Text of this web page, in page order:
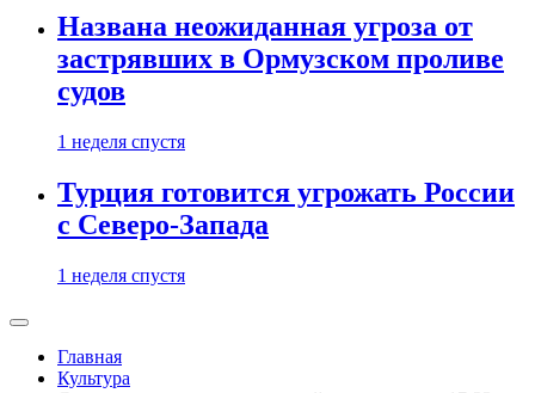
Названа неожиданная угроза от
застрявших в Ормузском проливе
судов
1 неделя спустя
Турция готовится угрожать России
с Северо-Запада
1 неделя спустя
Главная
Культура